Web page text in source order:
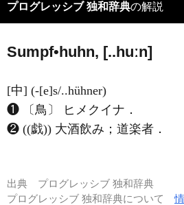
プログレッシブ 独和辞典の解説
Sumpf•huhn, [..huːn]
[中] (-[e]s/..hühner)
❶ 〔鳥〕 ヒメクイナ．
❷ ((戯)) 大酒飲み；道楽者．
出典 プログレッシブ 独和辞典
プログレッシブ 独和辞典について